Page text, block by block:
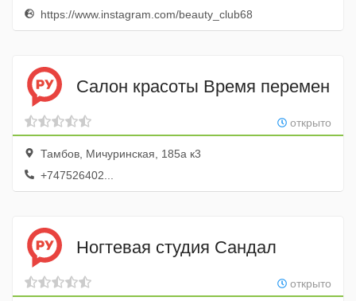
https://www.instagram.com/beauty_club68
Салон красоты Время перемен
открыто
Тамбов, Мичуринская, 185а к3
+747526402...
Ногтевая студия Сандал
открыто